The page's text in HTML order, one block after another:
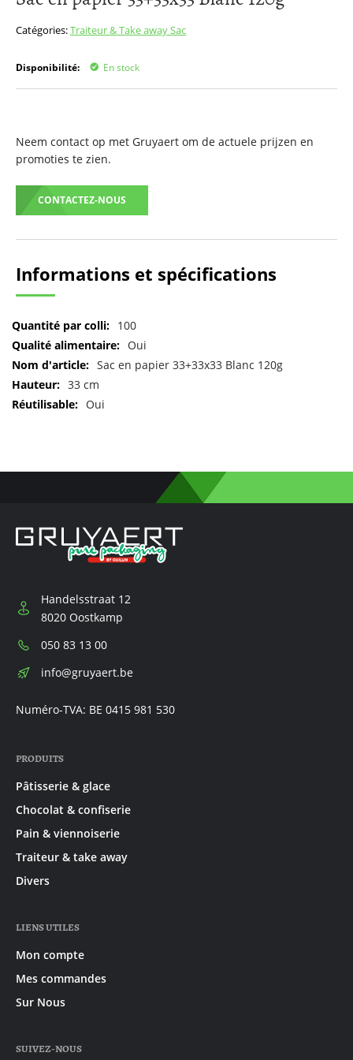
Catégories:Traiteur & Take awaySac
Disponibilité: En stock
Neem contact op met Gruyaert om de actuele prijzen en
promoties te zien.
CONTACTEZ-NOUS
de
d’images
Informations et spécifications
Pour
plus
100
Oui
Sac en papier 33+33x33 Blanc 120g
33 cm
Oui
Handelsstraat 12
8020 Oostkamp
Téléphone:
050 83 13 00
E-
info@gruyaert.be
Numéro-TVA: BE 0415 981 530
PRODUITS
Pâtisserie & glace
Chocolat & confiserie
Pain & viennoiserie
Traiteur & take away
Divers
LIENS UTILES
Mon compte
Mes commandes
Sur Nous
SUIVEZ-NOUS